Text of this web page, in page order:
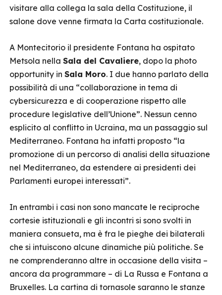
visitare alla collega la sala della Costituzione, il
salone dove venne firmata la Carta costituzionale.
A Montecitorio il presidente Fontana ha ospitato
Metsola nella Sala del Cavaliere, dopo la photo
opportunity in Sala Moro. I due hanno parlato della
possibilità di una “collaborazione in tema di
cybersicurezza e di cooperazione rispetto alle
procedure legislative dell’Unione”. Nessun cenno
esplicito al conflitto in Ucraina, ma un passaggio sul
Mediterraneo. Fontana ha infatti proposto “la
promozione di un percorso di analisi della situazione
nel Mediterraneo, da estendere ai presidenti dei
Parlamenti europei interessati”.
In entrambi i casi non sono mancate le reciproche
cortesie istituzionali e gli incontri si sono svolti in
maniera consueta, ma è fra le pieghe dei bilaterali
che si intuiscono alcune dinamiche più politiche. Se
ne comprenderanno altre in occasione della visita –
ancora da programmare – di La Russa e Fontana a
Bruxelles. La cartina di tornasole saranno le stanze